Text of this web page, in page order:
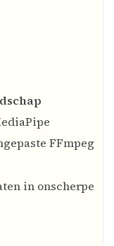
FFmpeg
in onscherpe